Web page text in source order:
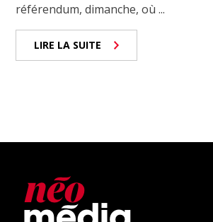
référendum, dimanche, où ...
LIRE LA SUITE